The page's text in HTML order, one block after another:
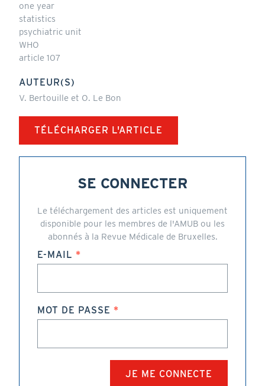
one year
statistics
psychiatric unit
WHO
article 107
AUTEUR(S)
V. Bertouille et O. Le Bon
TÉLÉCHARGER L'ARTICLE
SE CONNECTER
Le téléchargement des articles est uniquement
disponible pour les membres de l'AMUB ou les
abonnés à la Revue Médicale de Bruxelles.
E-MAIL
MOT DE PASSE